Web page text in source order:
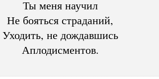
Ты меня научил
Не бояться страданий,
Уходить, не дождавшись
Аплодисментов.